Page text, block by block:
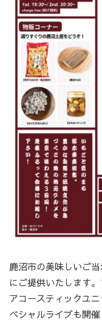
鹿沼市の美味しいご
にご提供いたします
アコースティックユニ
ペシャルライブも開